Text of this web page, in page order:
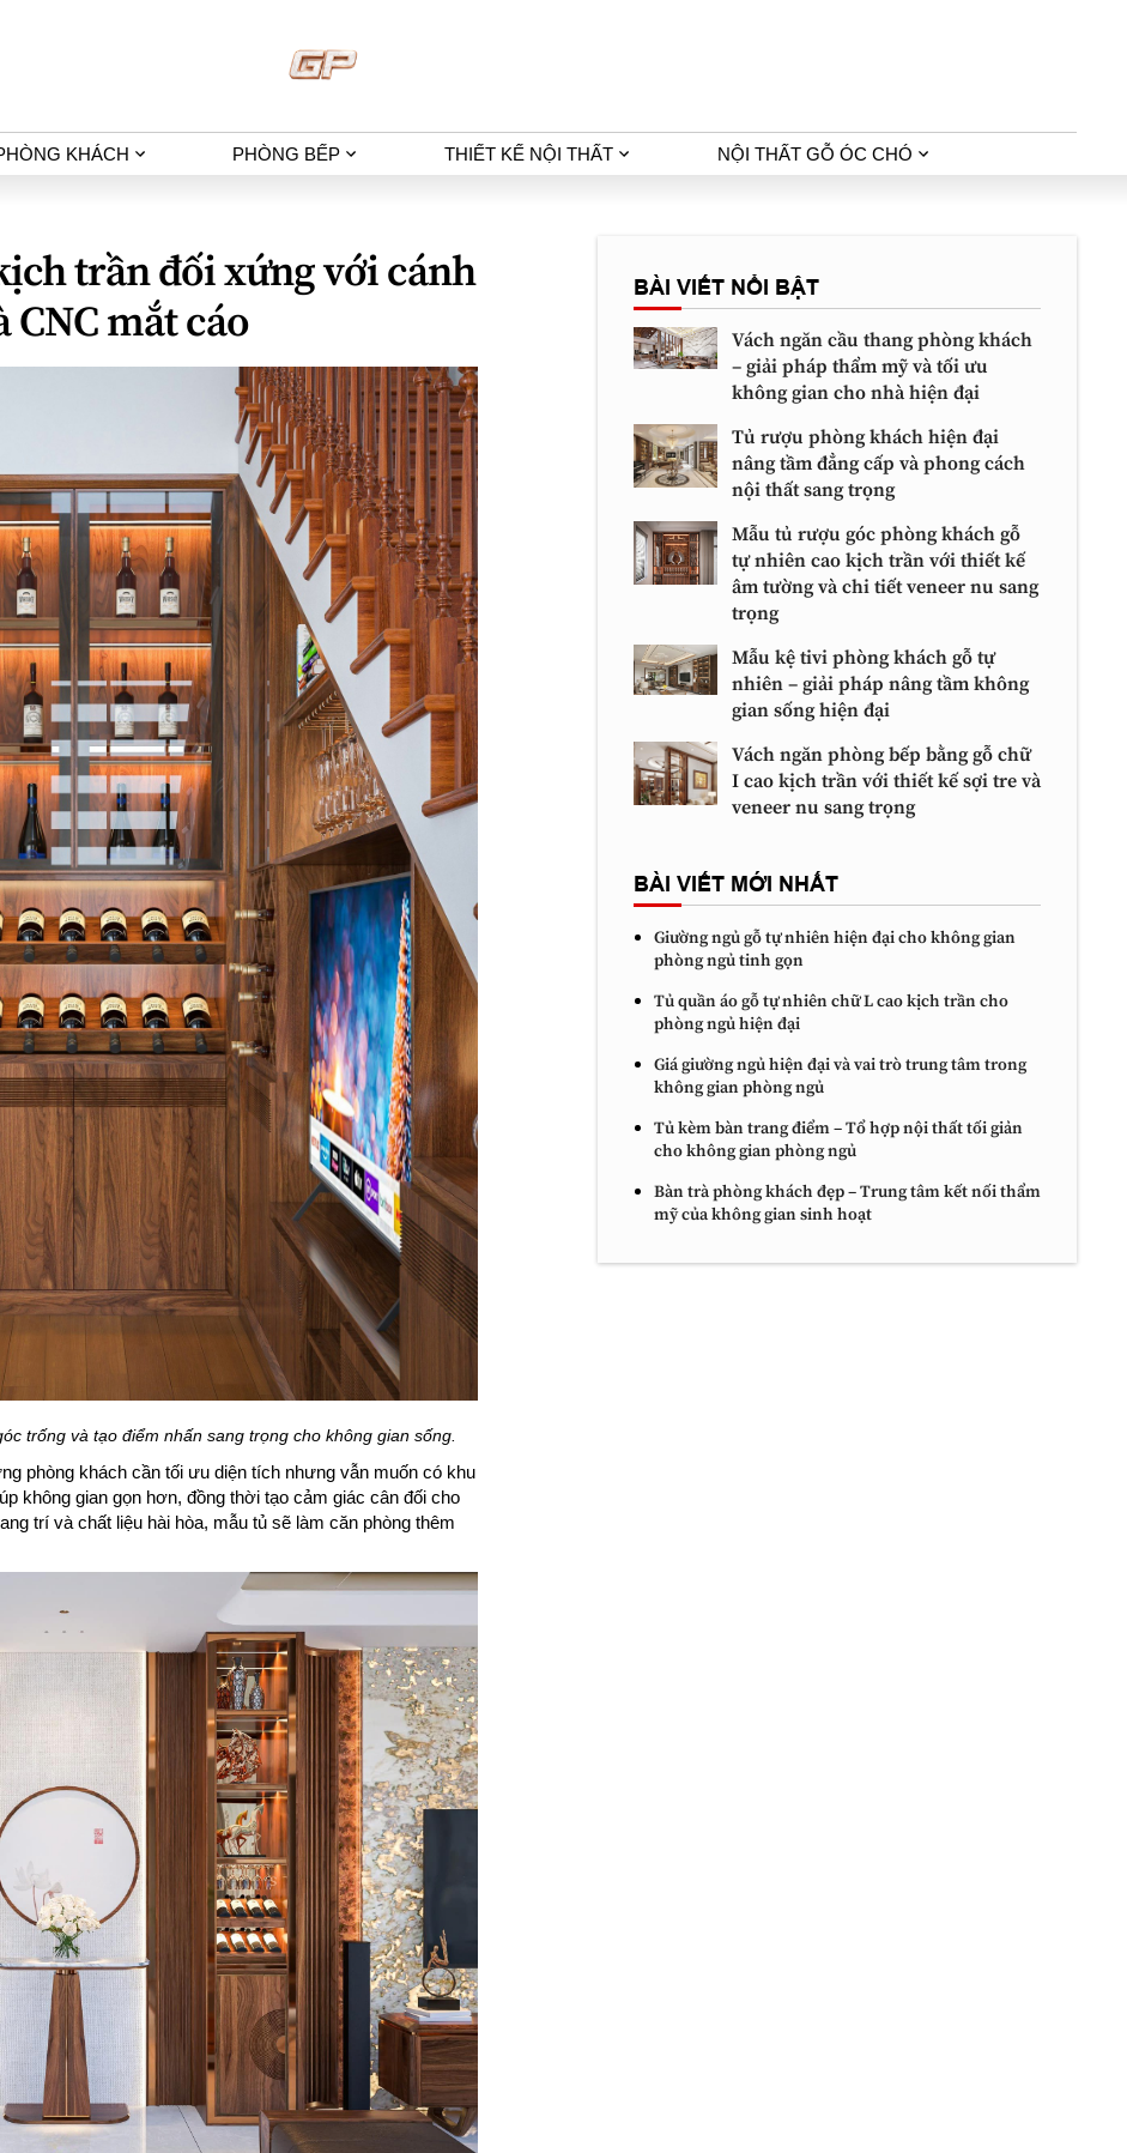
KHÁCH PHÒNG BẾP THIẾT KẾ NỘI THẤT NỘI THẤT GỖ ÓC CHÓ
trần đối xứng với cánh
CNC mắt cáo
trống và tạo điểm nhấn sang trọng cho không gian sống.
phòng khách cần tối ưu diện tích nhưng vẫn muốn có khu
không gian gọn hơn, đồng thời tạo cảm giác cân đối cho
trí và chất liệu hài hòa, mẫu tủ sẽ làm căn phòng thêm
BÀI VIẾT NỔI BẬT
Vách ngăn cầu thang phòng khách
– giải pháp thẩm mỹ và tối ưu
không gian cho nhà hiện đại
Tủ rượu phòng khách hiện đại
nâng tầm đẳng cấp và phong cách
nội thất sang trọng
Mẫu tủ rượu góc phòng khách gỗ
tự nhiên cao kịch trần với thiết kế
âm tường và chi tiết veneer nu sang
trọng
Mẫu kệ tivi phòng khách gỗ tự
nhiên – giải pháp nâng tầm không
gian sống hiện đại
Vách ngăn phòng bếp bằng gỗ chữ
I cao kịch trần với thiết kế sợi tre và
veneer nu sang trọng
BÀI VIẾT MỚI NHẤT
Giường ngủ gỗ tự nhiên hiện đại cho không gian
phòng ngủ tinh gọn
Tủ quần áo gỗ tự nhiên chữ L cao kịch trần cho
phòng ngủ hiện đại
Giá giường ngủ hiện đại và vai trò trung tâm trong
không gian phòng ngủ
Tủ kèm bàn trang điểm – Tổ hợp nội thất tối giản
cho không gian phòng ngủ
Bàn trà phòng khách đẹp – Trung tâm kết nối thẩm
mỹ của không gian sinh hoạt